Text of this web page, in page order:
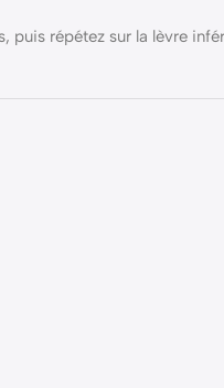
répétez sur la lèvre